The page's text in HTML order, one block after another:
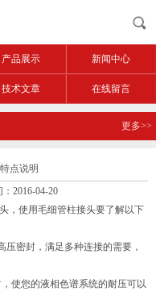
产品展示 新闻中心
技术文章 在线留言
更多>>
点说明
2016-04-20
，使用毛细管柱接头要了解以下
密封，满足多种连接的需要，
使您的液相色谱系统的耐压可以